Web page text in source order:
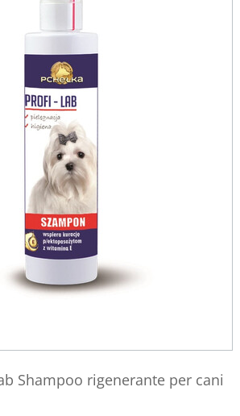
Shampoo rigenerante per cani